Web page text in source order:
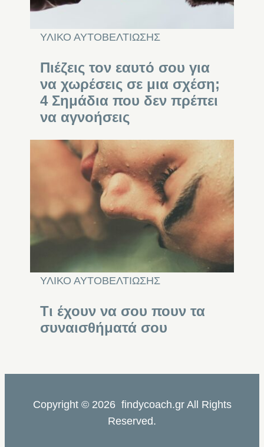
ΥΛΙΚΟ ΑΥΤΟΒΕΛΤΙΩΣΗΣ
Πιέζεις τον εαυτό σου για
να χωρέσεις σε μια σχέση;
4 Σημάδια που δεν πρέπει
να αγνοήσεις
ΥΛΙΚΟ ΑΥΤΟΒΕΛΤΙΩΣΗΣ
Τι έχουν να σου πουν τα
συναισθήματά σου
Copyright © 2026 findycoach.gr All Rights
Reserved.